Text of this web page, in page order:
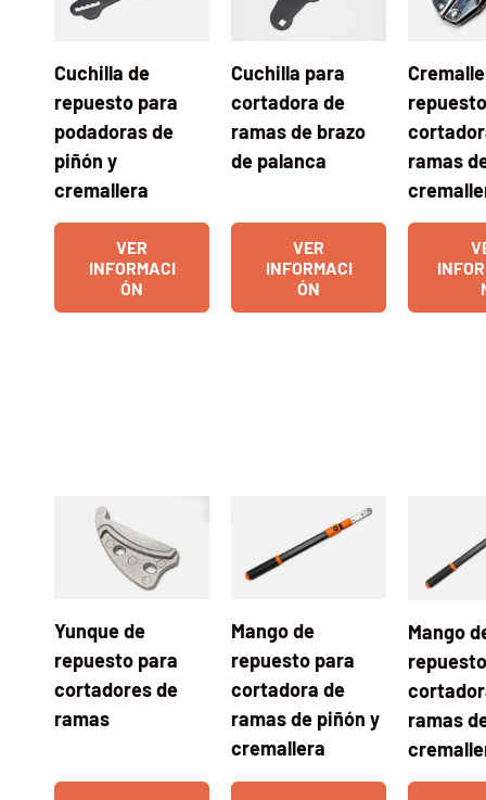
Cuchilla de
repuesto para
podadoras de
piñón y
cremallera
VER
INFORMACI
ÓN
Cuchilla para
cortadora de
ramas de brazo
de palanca
VER
INFORMACI
ÓN
ramas
Yunque de
repuesto para
cortadores de
ramas
Mango de
repuesto para
cortadora de
ramas de piñón y
cremallera
Mango
ramas